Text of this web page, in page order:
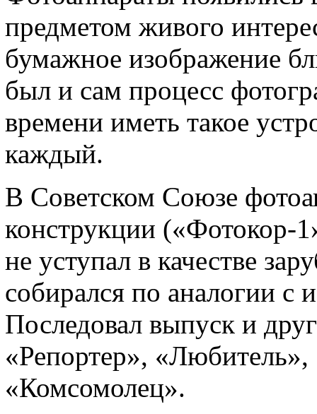
предметом живого
бумажное изображение
был и сам процесс
времени иметь такое
каждый.
В Советском Союзе
конструкции («Фотокор-
не уступал в качестве
собирался по аналогии
Последовал выпуск и
«Репортер»,
«Комсомолец».